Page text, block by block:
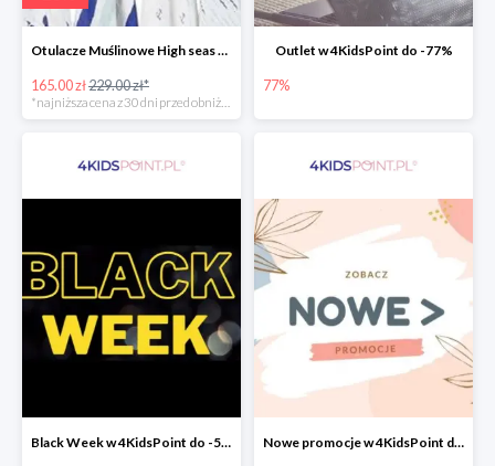
Otulacze Muślinowe High seas 4 szt.
165.00 zł229.00 zł*
*najniższa cena z 30 dni przed obniżką
Outlet w 4KidsPoint do -77%
77%
Black Week w 4KidsPoint do -50% Nowe promocje w 4KidsPoint do -50%